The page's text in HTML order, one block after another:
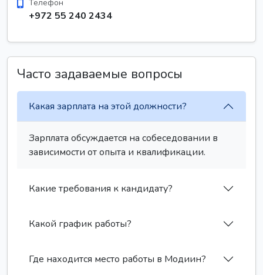
Телефон
+972 55 240 2434
Часто задаваемые вопросы
Какая зарплата на этой должности?
Зарплата обсуждается на собеседовании в
зависимости от опыта и квалификации.
Какие требования к кандидату?
Какой график работы?
Где находится место работы в Модиин?